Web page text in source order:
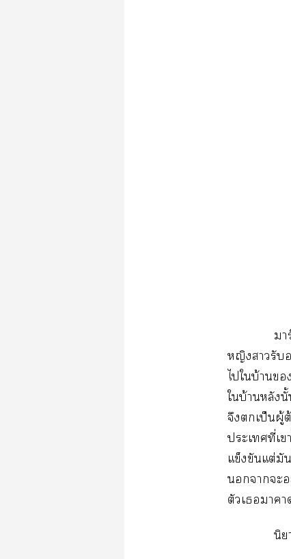
ม
หญิงารับ
ไใบ้าน
ใบ้านหลัง
จึงเป็นผู้
ะเที่เ
แข็งขันแต่มั
าะ
ตัวเาค
นิย